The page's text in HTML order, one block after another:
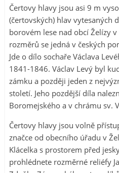
Čertovy hlavy jsou asi 9 m
(čertovských) hlav vytesaných
borovém lese nad obcí Želízy
rozměrů se jedná v českých
Jde o dílo sochaře Václava
1841-1846. Václav Levý byl
zámku a později jeden z
století. Jeho pozdější díla
Boromejského a v chrámu sv.
Čertovy hlavy jsou volně
značce od obecního úřadu v
Klácelka s prostorem před
prohlédnete rozměrné reliéfy